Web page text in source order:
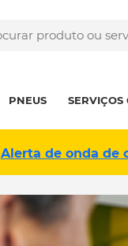
PNEUS SERVIÇOS
Alerta de onda de